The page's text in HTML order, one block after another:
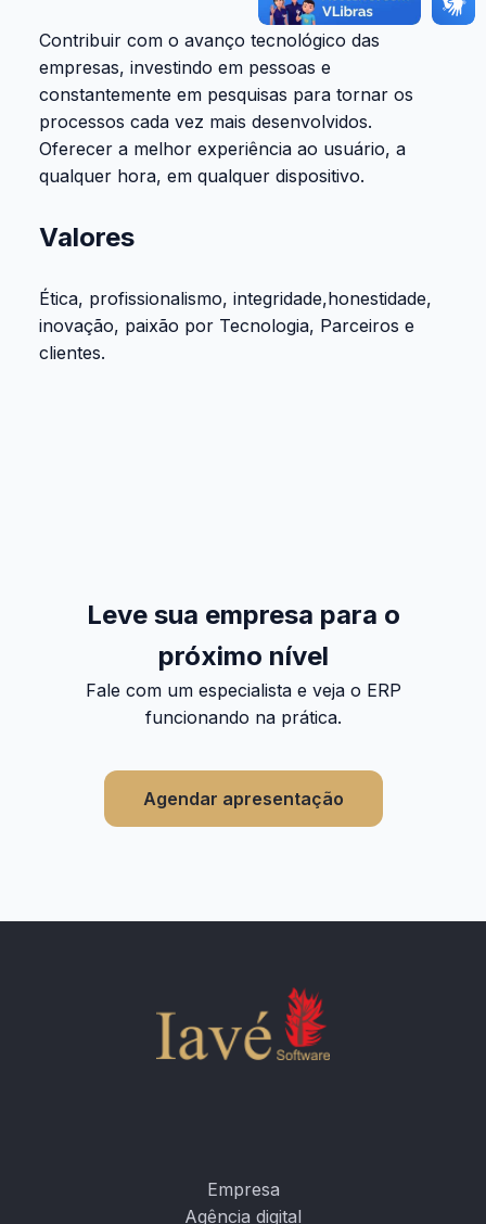
Contribuir com o avanço tecnológico das
empresas, investindo em pessoas e
constantemente em pesquisas para tornar os
processos cada vez mais desenvolvidos.
Oferecer a melhor experiência ao usuário, a
qualquer hora, em qualquer dispositivo.
Valores
Ética, profissionalismo, integridade,honestidade,
inovação, paixão por Tecnologia, Parceiros e
clientes.
Leve sua empresa para o
próximo nível
Fale com um especialista e veja o ERP
funcionando na prática.
Agendar apresentação
Empresa
Agência digital